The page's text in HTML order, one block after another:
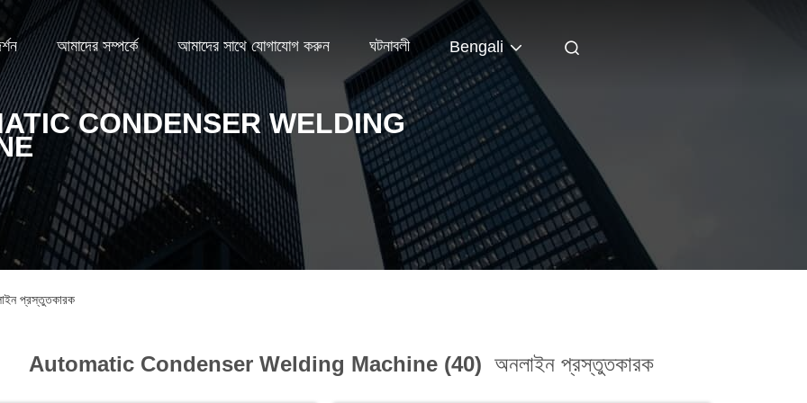
আমাদের সম্পর্কে আমাদের সাথে যোগাযোগ করুন ঘটনাবলী Bengali
CONDENSER WELDING
প্রস্তুতকারক
Automatic Condenser Welding Machine (40) অনলাইন প্রস্তুতকারক